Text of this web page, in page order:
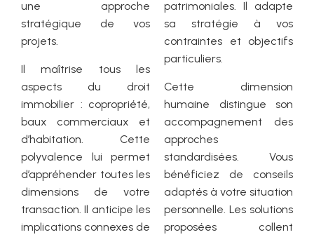
une approche
stratégique de vos
projets.
Il maîtrise tous les
aspects du droit
immobilier : copropriété,
baux commerciaux et
d’habitation. Cette
polyvalence lui permet
d’appréhender toutes les
dimensions de votre
transaction. Il anticipe les
implications connexes de
patrimoniales. Il adapte
sa stratégie à vos
contraintes et objectifs
particuliers.
Cette dimension
humaine distingue son
accompagnement des
approches
standardisées. Vous
bénéficiez de conseils
adaptés à votre situation
personnelle. Les solutions
proposées collent